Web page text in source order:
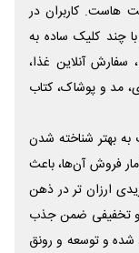
‌هاست. کاربران در
چند کلیک ساده به
سفارش آنلاین غذا،
مد و پوشاک، کتاب
به بهتر شناخته شدن
فروش آن‌ها، باعث
ارزان تر در ذهن
و تخفیفی ضمن جذب
شده و توسعه و رونق